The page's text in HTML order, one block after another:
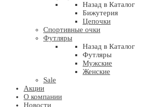
Назад в Каталог
Бижутерия
Цепочки
Спортивные очки
Футляры
Назад в Каталог
Футляры
Мужские
Женские
Sale
Акции
О компании
Новости